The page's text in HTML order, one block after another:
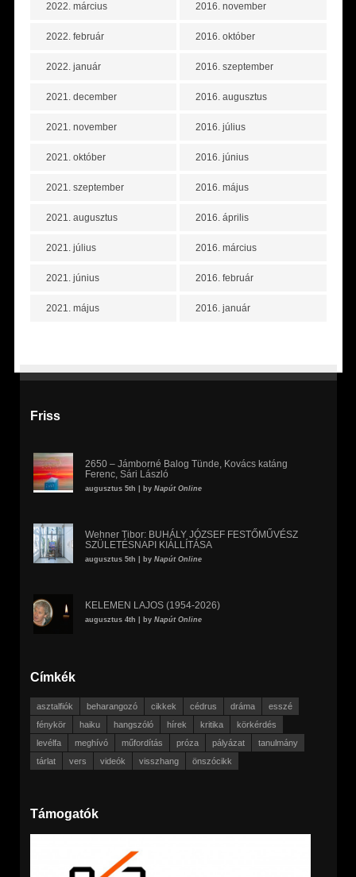
2022. március
2022. február
2022. január
2021. december
2021. november
2021. október
2021. szeptember
2021. augusztus
2021. július
2021. június
2021. május
2016. november
2016. október
2016. szeptember
2016. augusztus
2016. július
2016. június
2016. május
2016. április
2016. március
2016. február
2016. január
Friss
2650 – Jámborné Balog Tünde, Kovács katáng
Ferenc, Sári László
augusztus 5th | by Napút Online
Wehner Tibor: BUHÁLY JÓZSEF FESTŐMŰVÉSZ
SZÜLETÉSNAPI KIÁLLÍTÁSA
augusztus 5th | by Napút Online
KELEMEN LAJOS (1954-2026)
augusztus 4th | by Napút Online
Címkék
asztalfiók beharangozó cikkek cédrus dráma
esszé
fénykör
haiku hangszóló hírek kritika
körkérdés
levélfa
meghívó műfordítás próza pályázat
tanulmány
tárlat
vers videók visszhang önszócikk
Támogatók